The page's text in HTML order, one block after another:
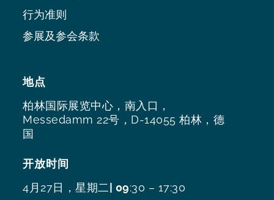
地点
柏林国际展览中心，南入口，
Messedamm 22号，D-14055 柏林，德
国
开放时间
4月27日，星期二| 09:30 – 17:30
行为准则
参展及参会条款